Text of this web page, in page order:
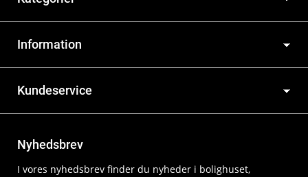
Information
Kundeservice
Nyhedsbrev
I vores nyhedsbrev finder du nyheder i bolighuset,